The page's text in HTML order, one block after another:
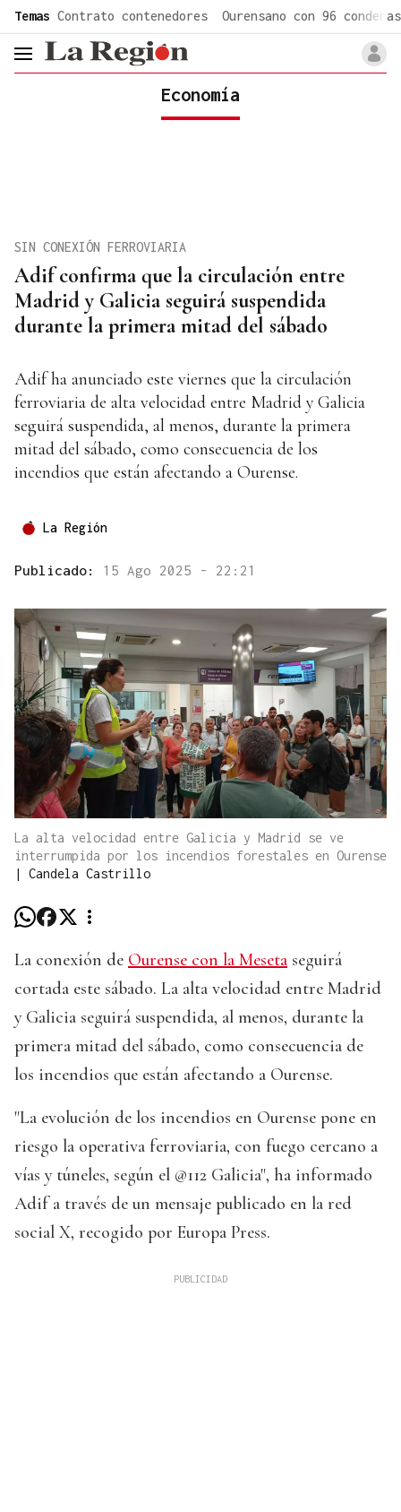
Temas Contrato contenedores Ourensano con 96 condenas
header.menu.open
Economía
Adif confirma que la circulación entre
Madrid y Galicia seguirá suspendida
durante la primera mitad del sábado
SIN CONEXIÓN FERROVIARIA
Adif ha anunciado este viernes que la circulación
ferroviaria de alta velocidad entre Madrid y Galicia
seguirá suspendida, al menos, durante la primera
mitad del sábado, como consecuencia de los
incendios que están afectando a Ourense.
La Región
Publicado: 15 Ago 2025 - 22:21
La alta velocidad entre Galicia y Madrid se ve
interrumpida por los incendios forestales en Ourense
| Candela Castrillo
La conexión de Ourense con la Meseta seguirá
cortada este sábado. La alta velocidad entre Madrid
y Galicia seguirá suspendida, al menos, durante la
primera mitad del sábado, como consecuencia de
los incendios que están afectando a Ourense.
"La evolución de los incendios en Ourense pone en
riesgo la operativa ferroviaria, con fuego cercano a
vías y túneles, según el @112 Galicia", ha informado
Adif a través de un mensaje publicado en la red
social X, recogido por Europa Press.